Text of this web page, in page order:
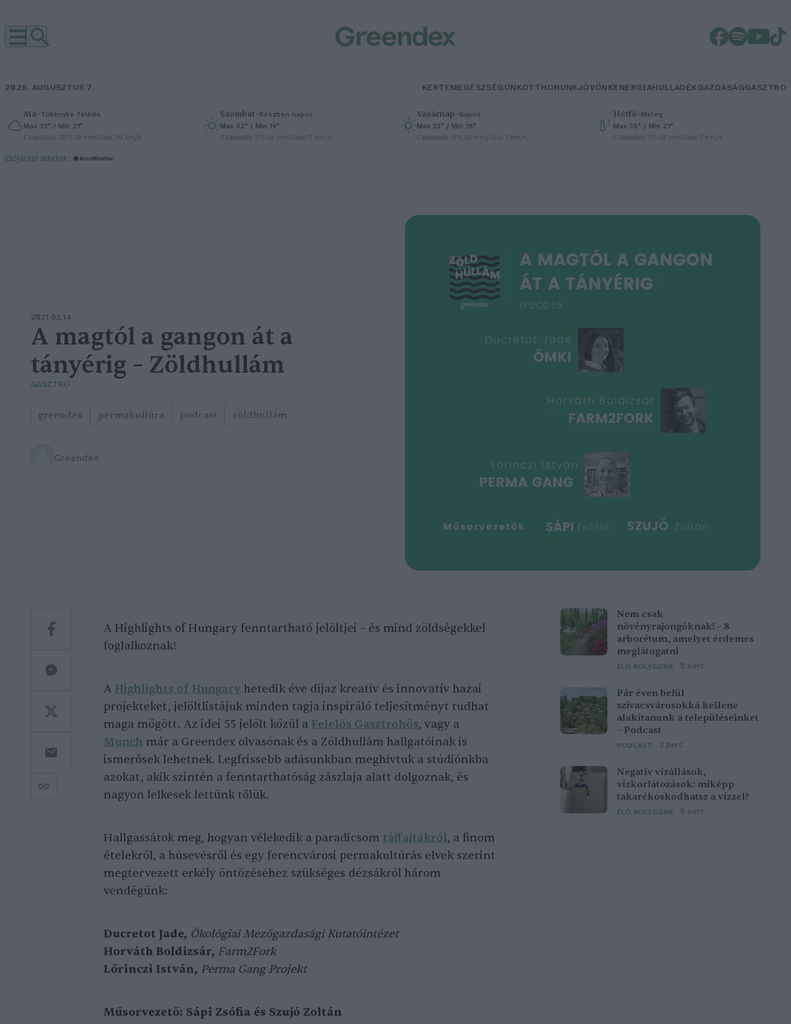
2026. AUGUSZTUS 7. KERTEMEGÉSZSÉGÜNKOTTHONUNKJÖVŐNKENERGIAHULLADÉKGAZDASÁGGASZTRO
Ma–Többnyire felhős
Max 33° / Min 21°
Csapadék: 25% (0 mm)Szél: 19 km/h
Szombat–Részben napos
Max 32° / Min 19°
Csapadék: 5% (0 mm)Szél: 9 km/h
Vasárnap–Napos
Max 33° / Min 18°
Csapadék: 0% (0 mm)Szél: 7 km/h
Hétfő–Meleg
Max 36° / Min 21°
Csapadék: 1% (0 mm)Szél: 7 km/h
időjárási adatok:
2021.02.14
A magtól a gangon át a
tányérig – Zöldhullám
GASZTRO
greendex permakultúra podcast zöldhullám
Greendex
A Highlights of Hungary fenntartható jelöltjei – és mind zöldségekkel
foglalkoznak!
A Highlights of Hungary hetedik éve díjaz kreatív és innovatív hazai
projekteket, jelöltlistájuk minden tagja inspiráló teljesítményt tudhat
maga mögött. Az idei 55 jelölt közül a Felelős Gasztrohős, vagy a
Munch már a Greendex olvasónak és a Zöldhullám hallgatóinak is
ismerősek lehetnek. Legfrissebb adásunkban meghívtuk a stúdiónkba
azokat, akik szintén a fenntarthatóság zászlaja alatt dolgoznak, és
nagyon lelkesek lettünk tőlük.
Hallgassátok meg, hogyan vélekedik a paradicsom tájfajtákról, a finom
ételekről, a húsevésről és egy ferencvárosi permakultúrás elvek szerint
megtervezett erkély öntözéséhez szükséges dézsákról három
vendégünk:
Ducretot Jade, Ökológiai Mezőgazdasági Kutatóintézet
Horváth Boldizsár, Farm2Fork
Lőrinczi István, Perma Gang Projekt
Műsorvezető: Sápi Zsófia és Szujó Zoltán
Nem csak
növényrajongóknak! – 8
arborétum, amelyet érdemes
meglátogatni
ÉLŐ BOLYGÓNK 5 perc
Pár éven belül
szivacsvárosokká kellene
alakítanunk a településeinket
– Podcast
PODCAST 2 perc
Negatív vízállások,
vízkorlátozások: miképp
takarékoskodhatsz a vízzel?
ÉLŐ BOLYGÓNK 5 perc